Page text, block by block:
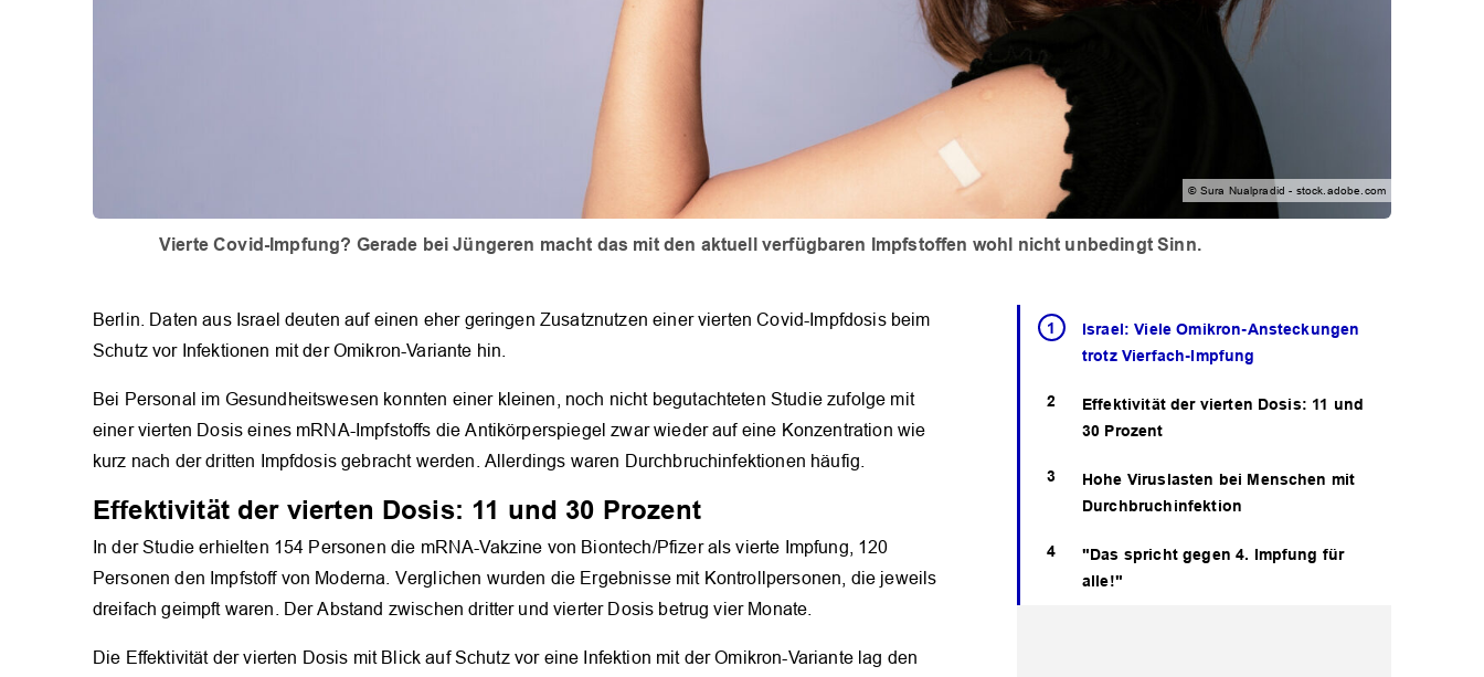
© Sura Nualpradid - stock.adobe.com
Vierte Covid-Impfung? Gerade bei Jüngeren macht das mit den aktuell verfügbaren Impfstoffen wohl nicht unbedingt Sinn.
Israel: Viele Omikron-Ansteckungen
trotz Vierfach-Impfung
Effektivität der vierten Dosis: 11 und
30 Prozent
Hohe Viruslasten bei Menschen mit
Durchbruchinfektion
"Das spricht gegen 4. Impfung für
alle!"
Berlin. Daten aus Israel deuten auf einen eher geringen Zusatznutzen einer vierten Covid-Impfdosis beim
Schutz vor Infektionen mit der Omikron-Variante hin.
Bei Personal im Gesundheitswesen konnten einer kleinen, noch nicht begutachteten Studie zufolge mit
einer vierten Dosis eines mRNA-Impfstoffs die Antikörperspiegel zwar wieder auf eine Konzentration wie
kurz nach der dritten Impfdosis gebracht werden. Allerdings waren Durchbruchinfektionen häufig.
Effektivität der vierten Dosis: 11 und 30 Prozent
In der Studie erhielten 154 Personen die mRNA-Vakzine von Biontech/Pfizer als vierte Impfung, 120
Personen den Impfstoff von Moderna. Verglichen wurden die Ergebnisse mit Kontrollpersonen, die jeweils
dreifach geimpft waren. Der Abstand zwischen dritter und vierter Dosis betrug vier Monate.
Die Effektivität der vierten Dosis mit Blick auf Schutz vor eine Infektion mit der Omikron-Variante lag den